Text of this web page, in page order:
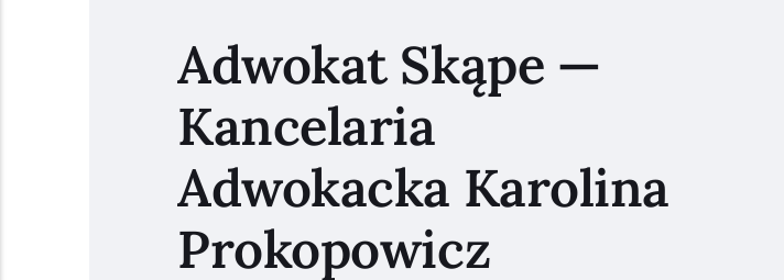
Adwokat Skąpe —
Kancelaria
Adwokacka Karolina
Prokopowicz